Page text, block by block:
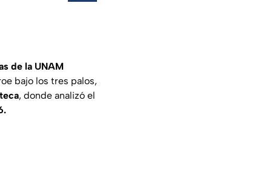
de la UNAM
bajo los tres palos,
, donde analizó el